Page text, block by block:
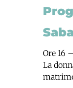
Ore 16 –
La